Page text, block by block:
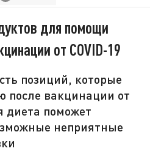
для помощи
от COVID-19
позиций, которые
вакцинации от
диета поможет
неприятные